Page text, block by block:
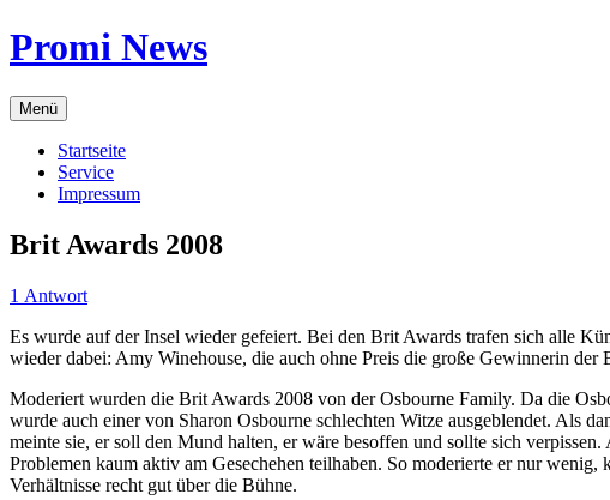
Zum
Inhalt
Promi News
Menü
Startseite
Service
Impressum
Brit Awards 2008
1 Antwort
Es wurde auf der Insel wieder gefeiert. Bei den Brit Awards trafen sich alle
wieder dabei: Amy Winehouse, die auch ohne Preis die große Gewinnerin der
Moderiert wurden die Brit Awards 2008 von der Osbourne Family. Da die
wurde auch einer von Sharon Osbourne schlechten Witze ausgeblendet. Als
meinte sie, er soll den Mund halten, er wäre besoffen und sollte sich
Problemen kaum aktiv am Gesechehen teilhaben. So moderierte er nur
Verhältnisse recht gut über die Bühne.